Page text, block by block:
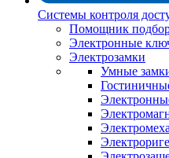
Системы контроля
Помощник
Электронные
Электрозамки
Умные